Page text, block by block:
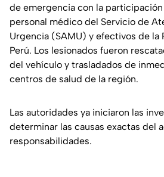
de emergencia con la
personal médico del Servicio de
Urgencia (SAMU) y efectivos de la
Perú. Los lesionados fueron
del vehículo y trasladados de
centros de salud de la región.
Las autoridades ya iniciaron las
determinar las causas exactas del
responsabilidades.